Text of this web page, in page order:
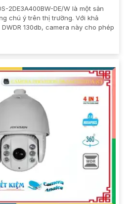
2DE3A400BW-DE/W là một sản
chú ý trên thị trường. Với khả
130db, camera này cho phép